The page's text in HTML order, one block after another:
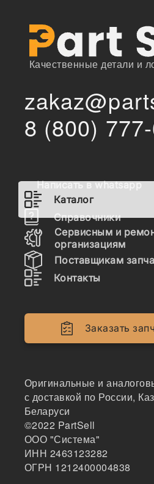
Качественные детали и
8 (800)
Написать в whatsapp
Каталог
Справочники
Сервисным и
организациям
Поставщикам
Контакты
Заказать
Оригинальные и
с доставкой по России,
Беларуси
©2022 PartSell
ООО "Система"
ИНН 2463123282
ОГРН 1212400004838